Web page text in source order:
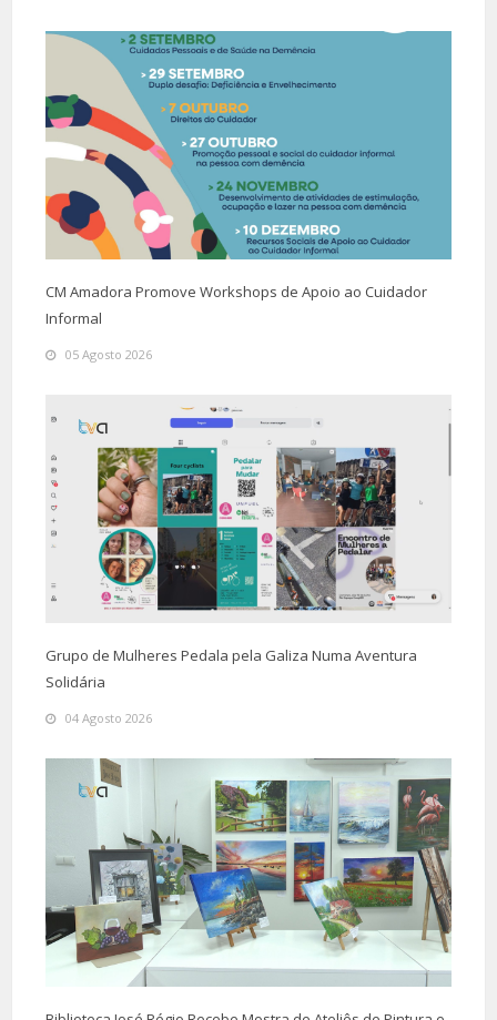
CM Amadora Promove Workshops de Apoio ao Cuidador
Informal
05 Agosto 2026
Grupo de Mulheres Pedala pela Galiza Numa Aventura
Solidária
04 Agosto 2026